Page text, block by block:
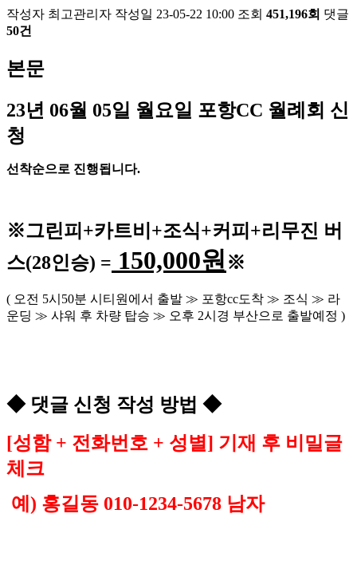
작성자 최고관리자 작성일 23-05-22 10:00 조회 451,196회 댓글
50건
본문
23년 06월 05일 월요일 포항CC 월례회 신
청
선착순으로 진행됩니다.
※그린피 +카트비 +조식+커피+리무진 버
스(28인승) = 150,000원 ※
( 오전 5시 50분 시티원에서 출발 ≫ 포항cc도착 ≫ 조식 ≫ 라
운딩 ≫ 샤워 후 차량 탑승 ≫ 오후 2시경 부산으로 출발예정 )
◆ 댓글 신청 작성 방법 ◆
[성함 + 전화번호 + 성별] 기재 후 비밀글
체크
예 ) 홍길동 010-1234-5678 남자